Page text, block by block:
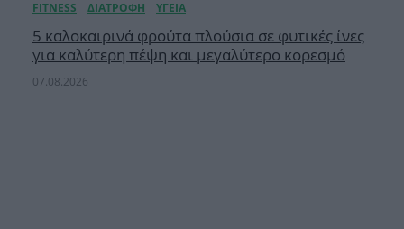
5 καλοκαιρινά φρούτα πλούσια σε φυτικές ίνες
για καλύτερη πέψη και μεγαλύτερο κορεσμό
07.08.2026